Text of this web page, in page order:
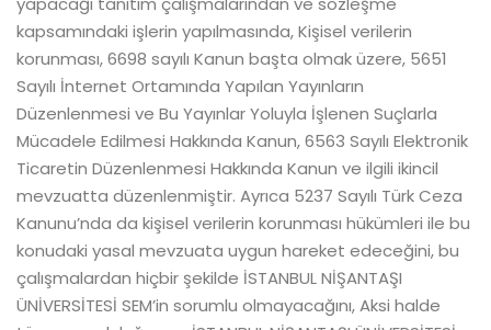
kapsamındaki işlerin yapılmasında, Kişisel verilerin
korunması, 6698 sayılı Kanun başta olmak üzere, 5651
Sayılı İnternet Ortamında Yapılan Yayınların
Düzenlenmesi ve Bu Yayınlar Yoluyla İşlenen Suçlarla
Mücadele Edilmesi Hakkında Kanun, 6563 Sayılı Elektronik
Ticaretin Düzenlenmesi Hakkında Kanun ve ilgili ikincil
mevzuatta düzenlenmiştir. Ayrıca 5237 Sayılı Türk Ceza
Kanunu’nda da kişisel verilerin korunması hükümleri ile bu
konudaki yasal mevzuata uygun hareket edeceğini, bu
çalışmalardan hiçbir şekilde İSTANBUL NİŞANTAŞI
ÜNİVERSİTESİ SEM’in sorumlu olmayacağını, Aksi halde